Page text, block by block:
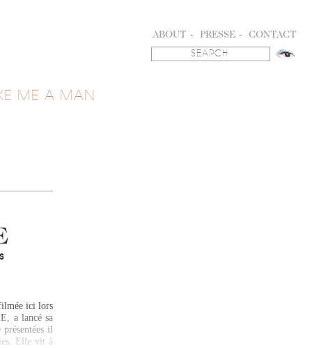
ME A MAN
ABOUT PRESSE CONTACT
ici lors
a lancé sa
il
Elle vit à